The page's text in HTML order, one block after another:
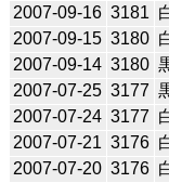
2007-09-16 3181
2007-09-15 3180
2007-09-14 3180
2007-07-25 3177
2007-07-24 3177
2007-07-21 3176
2007-07-20 3176